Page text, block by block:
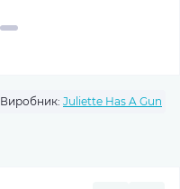
Виробник: Juliette Has A Gun